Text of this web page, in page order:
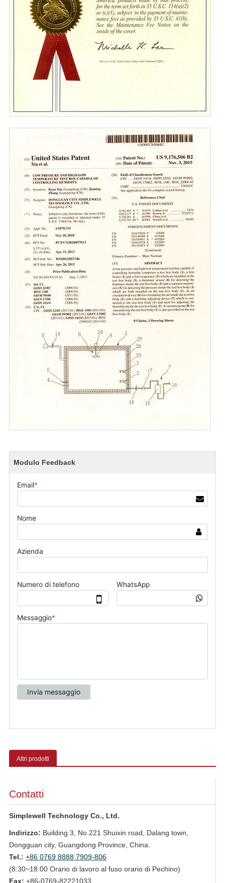
Modulo Feedback
Altri prodotti
Contatti
Simplewell Technology Co., Ltd.
Indirizzo: Building 3, No.221 Shuixin road, Dalang town,
Dongguan city, Guangdong Province, China.
Tel.: +86 0769 8888 7909-806
(8:30~18:00 Orario di lavoro al fuso orario di Pechino)
Fax: +86-0769-82221033